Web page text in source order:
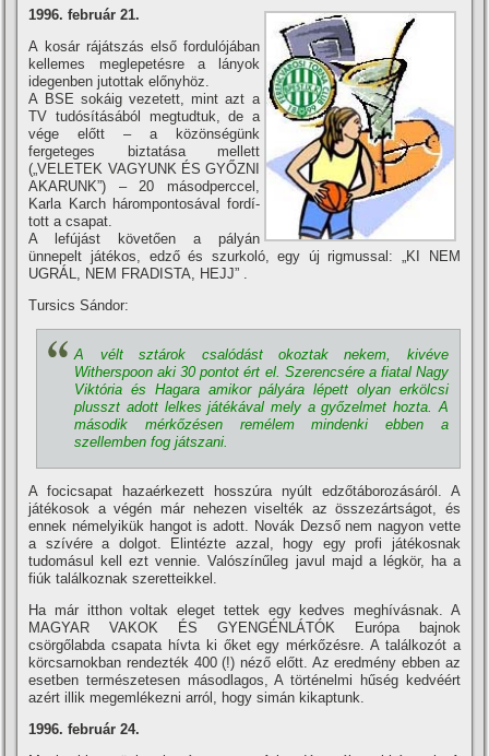
1996. február 21.
A kosár rájátszás első fordulójában
kellemes meglepetésre a lányok
idegenben jutottak előnyhöz.
A BSE sokáig vezetett, mint azt a
TV tudósí­tásából megtudtuk, de a
vége előtt – a közönségünk
fergeteges biztatása mellett
(„VELETEK VAGYUNK ÉS GYŐZNI
AKARUNK”) – 20 másodperccel,
Karla Karch hárompontosával fordí­
tott a csapat.
A lefújást követően a pályán
ünnepelt játékos, edző és szurkoló, egy új rigmussal: „KI NEM
UGRÁL, NEM FRADISTA, HEJJ” .
Tursics Sándor:
A vélt sztárok csalódást okoztak nekem, kivéve
Witherspoon aki 30 pontot ért el. Szerencsére a fiatal Nagy
Viktória és Hagara amikor pályára lépett olyan erkölcsi
plusszt adott lelkes játékával mely a győzelmet hozta. A
második mérkőzésen remélem mindenki ebben a
szellemben fog játszani.
A focicsapat hazaérkezett hosszúra nyúlt edzőtáborozásáról. A
játékosok a végén már nehezen viselték az összezártságot, és
ennek némelyikük hangot is adott. Novák Dezső nem nagyon vette
a szí­vére a dolgot. Elintézte azzal, hogy egy profi játékosnak
tudomásul kell ezt vennie. Valószí­nűleg javul majd a légkör, ha a
fiúk találkoznak szeretteikkel.
Ha már itthon voltak eleget tettek egy kedves meghí­vásnak. A
MAGYAR VAKOK ÉS GYENGÉNLÁTÓK Európa bajnok
csörgőlabda csapata hí­vta ki őket egy mérkőzésre. A találkozót a
körcsarnokban rendezték 400 (!) néző előtt. Az eredmény ebben az
esetben természetesen másodlagos, A történelmi hűség kedvéért
azért illik megemlékezni arról, hogy simán kikaptunk.
1996. február 24.